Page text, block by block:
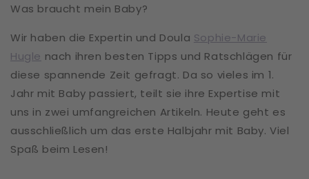
Was braucht mein Baby?
Wir haben die Expertin und Doula Sophie-Marie
Hugle nach ihren besten Tipps und Ratschlägen für
diese spannende Zeit gefragt. Da so vieles im 1.
Jahr mit Baby passiert, teilt sie ihre Expertise mit
uns in zwei umfangreichen Artikeln. Heute geht es
ausschließlich um das erste Halbjahr mit Baby. Viel
Spaß beim Lesen!